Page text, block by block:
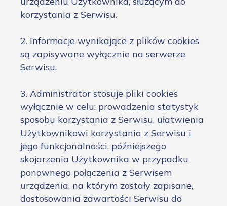
korzystania z Serwisu.
2. Informacje wynikające z plików cookies
są zapisywane wyłącznie na serwerze
Serwisu.
3. Administrator stosuje pliki cookies
wyłącznie w celu: prowadzenia statystyk
sposobu korzystania z Serwisu, ułatwienia
Użytkownikowi korzystania z Serwisu i
jego funkcjonalności, późniejszego
skojarzenia Użytkownika w przypadku
ponownego połączenia z Serwisem
urządzenia, na którym zostały zapisane,
dostosowania zawartości Serwisu do